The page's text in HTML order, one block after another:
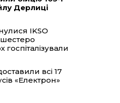
Дерлиці
IKSO
шестеро
госпіталізували
всі 17
«Електрон»